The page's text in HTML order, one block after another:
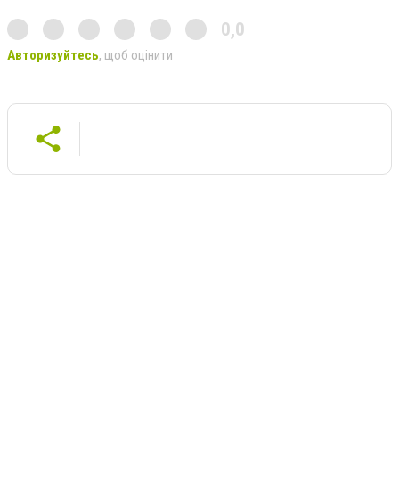
0,0
Авторизуйтесь, щоб оцінити